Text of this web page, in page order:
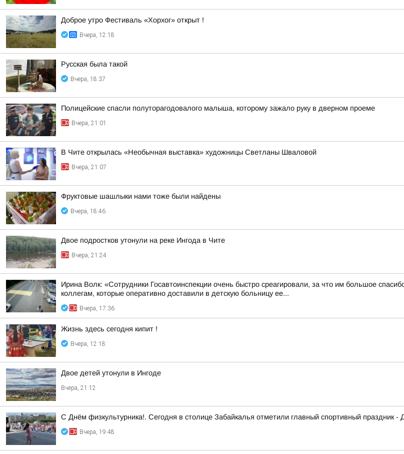
Доброе утро Фестиваль «Хорхог» открыт !
Вчера, 12:18
Русская была такой
Вчера, 18:37
Полицейские спасли полуторагодовалого малыша, которому зажало руку в дверном проеме
Вчера, 21:01
В Чите открылась «Необычная выставка» художницы Светланы Шваловой
Вчера, 21:07
Фруктовые шашлыки нами тоже были найдены
Вчера, 18:46
Двое подростков утонули на реке Ингода в Чите
Вчера, 21:24
Ирина Волк: «Сотрудники Госавтоинспекции очень быстро среагировали, за что им большое
коллегам, которые оперативно доставили в детскую больницу ее...
Вчера, 17:36
Жизнь здесь сегодня кипит !
Вчера, 12:18
Двое детей утонули в Ингоде
Вчера, 21:12
С Днём физкультурника!. Сегодня в столице Забайкалья отметили главный спортивный праздник -
Вчера, 19:48